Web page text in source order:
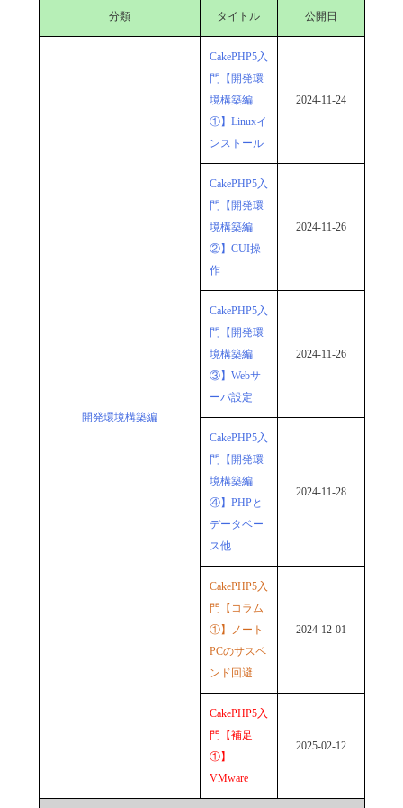
分類 タイトル 公開日
開発環境構築編
CakePHP5入
門【開発環
境構築編
①】Linuxイ
ンストール
2024-11-24
CakePHP5入
門【開発環
境構築編
②】CUI操
作
2024-11-26
CakePHP5入
門【開発環
境構築編
③】Webサ
ーバ設定
2024-11-26
CakePHP5入
門【開発環
境構築編
④】PHPと
データベー
ス他
2024-11-28
CakePHP5入
門【コラム
①】ノート
PCのサスペ
ンド回避
2024-12-01
CakePHP5入
門【補足
①】
VMware
2025-02-12